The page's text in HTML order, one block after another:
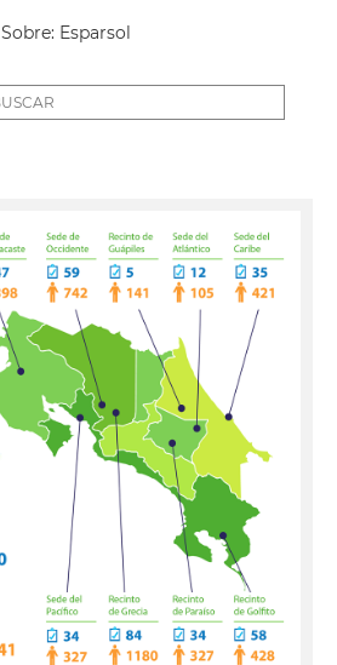
Sobre: Esparsol